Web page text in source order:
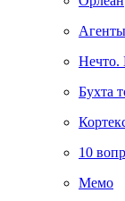
Нечто.
Бухта
10
Мемо